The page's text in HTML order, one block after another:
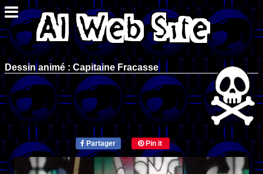
Dessin animé : Capitaine Fracasse
Partager Pin it